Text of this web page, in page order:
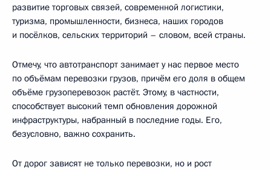
развитие торговых связей, современной логистики,
туризма, промышленности, бизнеса, наших городов
и посёлков, сельских территорий – словом, всей страны.
Отмечу, что автотранспорт занимает у нас первое место
по объёмам перевозки грузов, причём его доля в общем
объёме грузоперевозок растёт. Этому, в частности,
способствует высокий темп обновления дорожной
инфраструктуры, набранный в последние годы. Его,
безусловно, важно сохранить.
От дорог зависят не только перевозки, но и рост